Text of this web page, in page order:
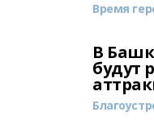
Время
В
будут